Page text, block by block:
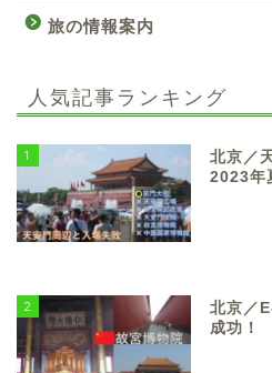
旅の情報案内
人気記事ランキング
1
北京／
2023年
2
北京／
成功！